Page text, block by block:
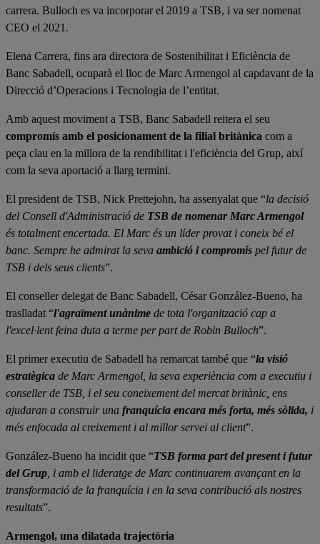
carrera. Bulloch es va incorporar el 2019 a TSB, i va ser nomenat
CEO el 2021.
Elena Carrera, fins ara directora de Sostenibilitat i Eficiència de
Banc Sabadell, ocuparà el lloc de Marc Armengol al capdavant de la
Direcció d’Operacions i Tecnologia de l’entitat.
Amb aquest moviment a TSB, Banc Sabadell reitera el seu
compromís amb el posicionament de la filial britànica com a
peça clau en la millora de la rendibilitat i l'eficiència del Grup, així
com la seva aportació a llarg termini.
El president de TSB, Nick Prettejohn, ha assenyalat que “la decisió
del Consell d'Administració de TSB de nomenar Marc Armengol
és totalment encertada. El Marc és un líder provat i coneix bé el
banc. Sempre he admirat la seva ambició i compromís pel futur de
TSB i dels seus clients”.
El conseller delegat de Banc Sabadell, César González-Bueno, ha
traslladat “l'agraïment unànime de tota l'organització cap a
l'excel·lent feina duta a terme per part de Robin Bulloch”.
El primer executiu de Sabadell ha remarcat també que “la visió
estratègica de Marc Armengol, la seva experiència com a executiu i
conseller de TSB, i el seu coneixement del mercat britànic, ens
ajudaran a construir una franquícia encara més forta, més sòlida, i
més enfocada al creixement i al millor servei al client”.
González-Bueno ha incidit que “TSB forma part del present i futur
del Grup , i amb el lideratge de Marc continuarem avançant en la
transformació de la franquícia i en la seva contribució als nostres
resultats”.
Armengol, una dilatada trajectòria